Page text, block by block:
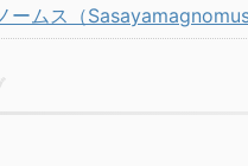
ームス（Sasayamagnomus